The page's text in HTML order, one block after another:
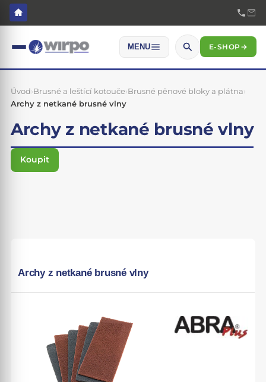
MENU E-SHOP→
Úvod›Brusné a leštící kotouče›Brusné pěnové bloky a plátna›
Archy z netkané brusné vlny
Archy z netkané brusné vlny
Koupit
Archy z netkané brusné vlny